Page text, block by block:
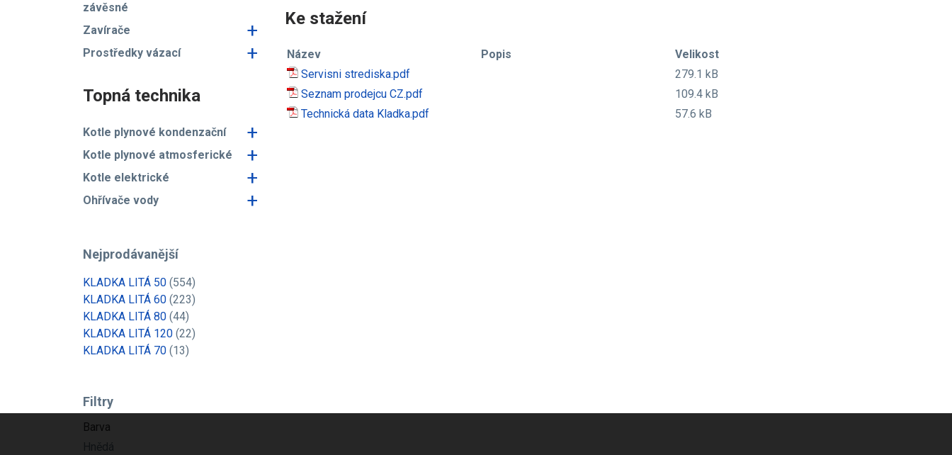
závěsné
Zavírače +
Prostředky vázací +
Topná technika
Kotle plynové kondenzační +
Kotle plynové atmosferické +
Kotle elektrické +
Ohřívače vody +
Nejprodávanější
KLADKA LITÁ 50 (554)
KLADKA LITÁ 60 (223)
KLADKA LITÁ 80 (44)
KLADKA LITÁ 120 (22)
KLADKA LITÁ 70 (13)
Filtry
Barva
Hnědá
Ke stažení
Název Popis
Velikost
Servisni strediska.pdf
279.1 kB
Seznam prodejcu CZ.pdf
109.4 kB
Technická data Kladka.pdf
57.6 kB